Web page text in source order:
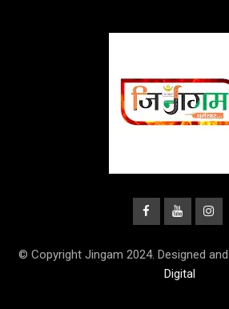
© Copyright Jingam 2024. Designed
Digital